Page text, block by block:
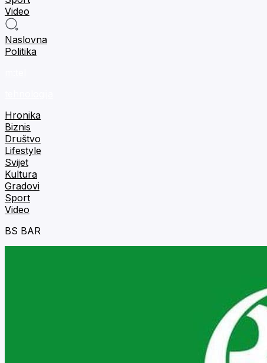
Video
Naslovna
Politika
Hronika
Biznis
Društvo
Lifestyle
Svijet
Kultura
Gradovi
Sport
Video
BS BAR